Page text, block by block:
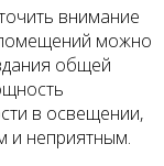
внимание
можно
общей
в освещении,
и неприятным.